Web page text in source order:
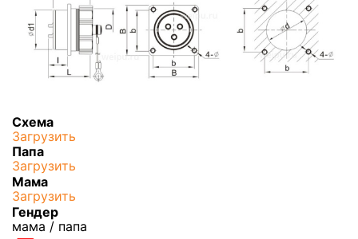
Схема
Загрузить
Папа
Загрузить
Мама
Загрузить
Гендер
мама / папа